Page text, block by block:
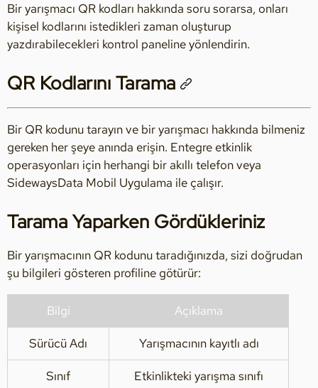
Bir yarışmacı QR kodları hakkında soru sorarsa, onları
kişisel kodlarını istedikleri zaman oluşturup
yazdırabilecekleri kontrol paneline yönlendirin.
QR Kodlarını Tarama
Bir QR kodunu tarayın ve bir yarışmacı hakkında bilmeniz
gereken her şeye anında erişin. Entegre etkinlik
operasyonları için herhangi bir akıllı telefon veya
SidewaysData Mobil Uygulama ile çalışır.
Tarama Yaparken Gördükleriniz
Bir yarışmacının QR kodunu taradığınızda, sizi doğrudan
şu bilgileri gösteren profiline götürür:
Bilgi Açıklama
Sürücü Adı Yarışmacının kayıtlı adı
Sınıf Etkinlikteki yarışma sınıfı